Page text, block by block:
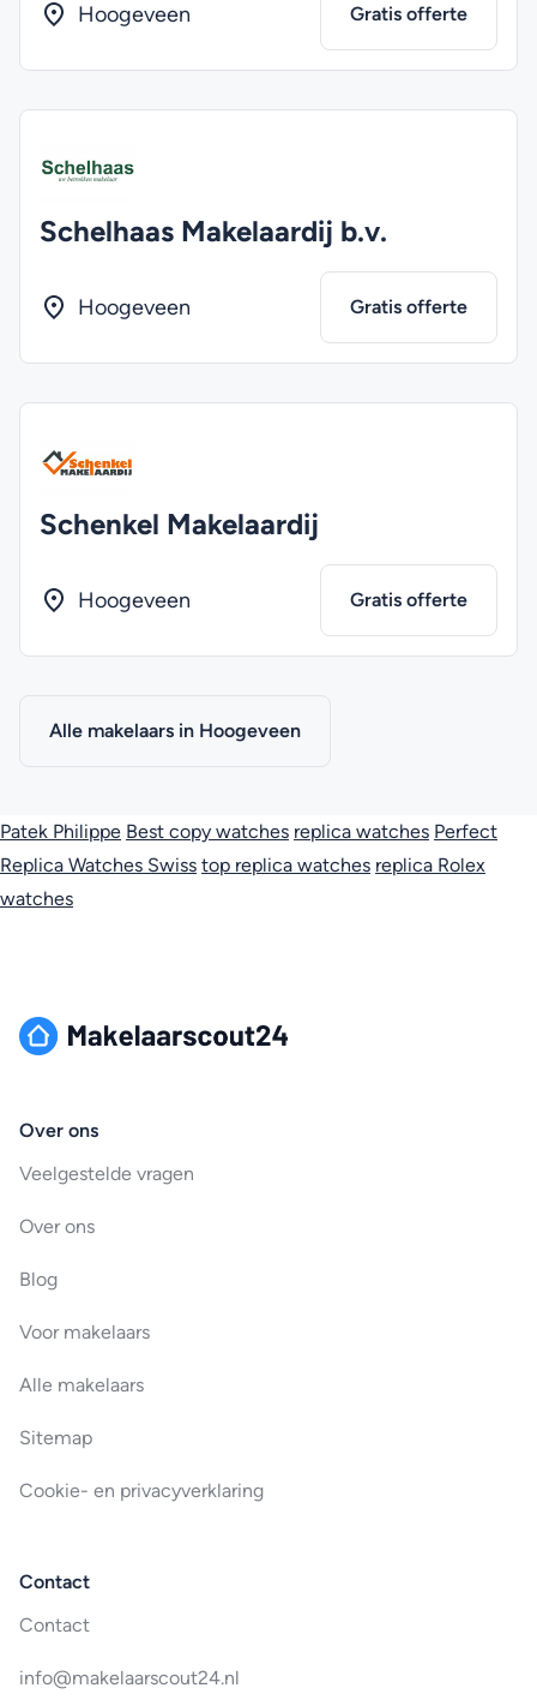
Hoogeveen Gratis offerte
Schelhaas Makelaardij b.v.
Hoogeveen Gratis offerte
Schenkel Makelaardij
Hoogeveen Gratis offerte
Alle makelaars in Hoogeveen
Patek Philippe Best copy watches replica watches Perfect
Replica Watches Swiss top replica watches replica Rolex
watches
Over ons
Veelgestelde vragen
Over ons
Blog
Voor makelaars
Alle makelaars
Sitemap
Cookie- en privacyverklaring
Contact
Contact
info@makelaarscout24.nl